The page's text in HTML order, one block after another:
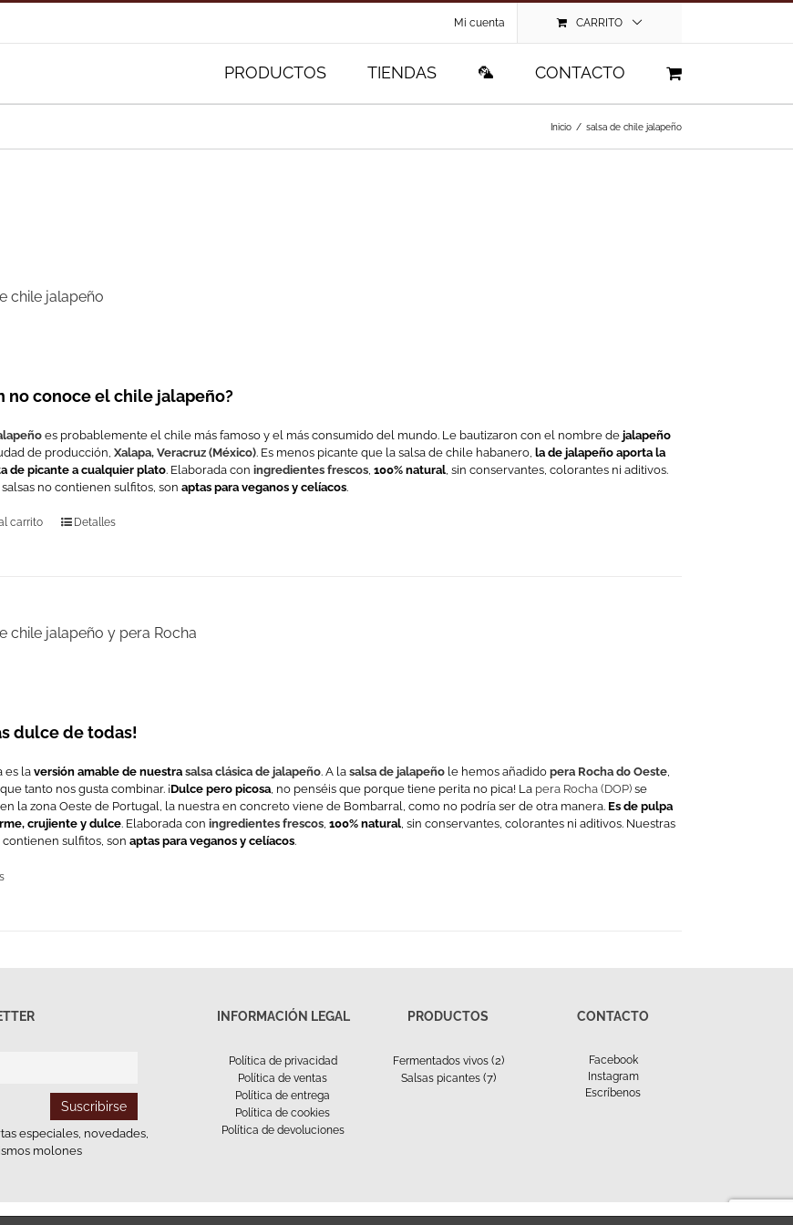
Mi cuenta CARRITO
PRODUCTOS TIENDAS 🦜 CONTACTO
Inicio / salsa de chile jalapeño
chile jalapeño
no conoce el chile jalapeño?
es probablemente el chile más famoso y el más consumido del mundo. Le bautizaron con el nombre de jalapeño
de producción, Xalapa, Veracruz (México). Es menos picante que la salsa de chile habanero, la de jalapeño aporta la
de picante a cualquier plato. Elaborada con ingredientes frescos 100% natural , sin conservantes, colorantes ni aditivos.
no contienen sulfitos, son aptas para veganos y celíacos.
carrito Detalles
chile jalapeño y pera Rocha
dulce de todas!
es la versión amable de nuestra salsa clásica de jalapeño. A la salsa de jalapeño le hemos añadido pera Rocha do Oeste
tanto nos gusta combinar. ¡Dulce pero picosa , no penséis que porque tiene perita no pica! La pera Rocha (DOP) se
la zona Oeste de Portugal, la nuestra en concreto viene de Bombarral, como no podría ser de otra manera. Es de pulpa
crujiente y dulce. Elaborada con ingredientes frescos 100% natural , sin conservantes, colorantes ni aditivos. Nuestras
contienen sulfitos, son aptas para veganos y celíacos.
especiales, novedades,
molones
INFORMACIÓN LEGAL
Política de privacidad
Política de ventas
Política de entrega
Política de cookies
Política de devoluciones
PRODUCTOS
Fermentados vivos (2)
Salsas picantes (7)
CONTACTO
Facebook
Instagram
Escríbenos